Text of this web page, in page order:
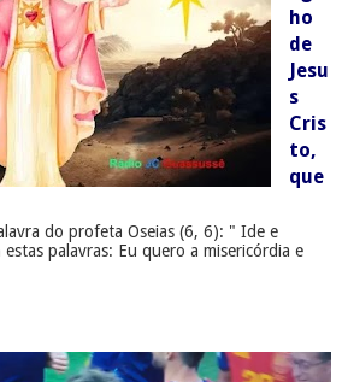
ho
de
Jesu
s
Cris
to,
que
do profeta Oseias (6, 6): " Ide e
palavras: Eu quero a misericórdia e